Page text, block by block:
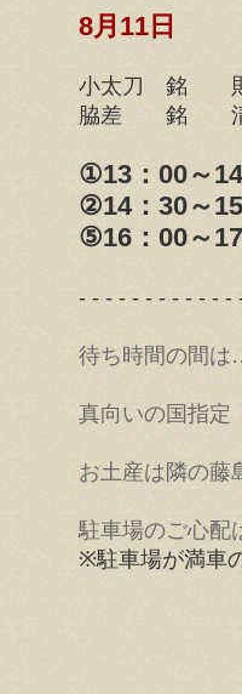
8月11日
小太刀 銘 則
脇差 銘 清
①13：00～
②14：30～
⑤16：00～
- - - - - - - - - - - -
待ち時間の間は
真向いの国指定
お土産は隣の藤
駐車場のご心配
※駐車場が満車